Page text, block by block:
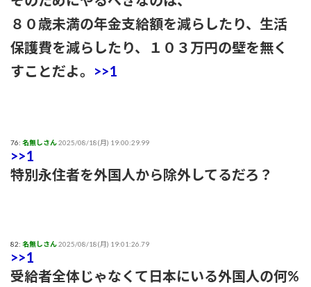
８０歳未満の年金支給額を減らしたり、生活
保護費を減らしたり、１０３万円の壁を無く
すことだよ。 >>1
76: 名無しさん2025/08/18(月) 19:00:29.99
>>1
特別永住者を外国人から除外してるだろ？
82: 名無しさん2025/08/18(月) 19:01:26.79
>>1
受給者全体じゃなくて日本にいる外国人の何%